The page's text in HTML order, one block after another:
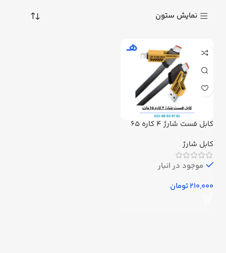
نمایش ستون
کابل فست شارژ ۴ کاره ۶۵
کابل شارژ
موجود در انبار
تومان